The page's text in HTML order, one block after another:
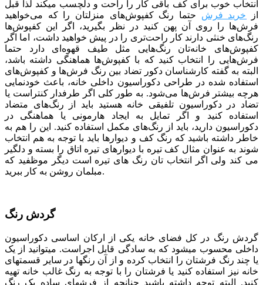
انتخاب خوب برای کف باقی کار را راحت و دلچسب می­کند لذا قبل
از خرید فرش حتما رنگ کفپوش‌های منزلتان را که می‌خواهید
فرش‌ها را روی آن پهن کنید در نظر بگیرید، اگر این کفپوش‌ها
رنگ‌های خنثی دارند کار راحت‌تری را در پیش خواهید داشت، اما اگر
کفپوش‌های خانه‌تان رنگ‌هایی مثل طیف قهوه‌ای دارد حتما
فرش‌هایی را انتخاب کنید که با کفپوش‌ها هماهنگی داشته باشد،
البته به گفته کارشناسان دکور تضاد بین رنگ فرش‌ها و کفپوش‌های
استفاده شده در طراحی دکوراسیون داخلی خانه، باعث خودنمایی
هرچه بیشتر فرش‌ها می‌شود. به طور کلی اگر طرفدار کنتراست یا
تضاد در دکوراسیون تلفیقی خانه هستید باید از رنگ‌های متضاد
استفاده کنید و اگر تمایل به ایجاد هارمونی یا هماهنگی در
دکوراسیون دارید، باید از رنگ‌های مکمل استفاده کنید. این را هم به
خاطر داشته باشید که رنگ کف و دیوارها باید با توجه به هم انتخاب
شوند به عنوان مثال کف تیره با دیوارهای تیره اتاق را بسته و دلگیر
می کند ولی اگر انتخاب تان رنگ های تیره است دیگر موظفید که
مبلمان روشن به کار ببرید.
گردش رنگ
گردش رنگ در کل فضای خانه یکی از ارکان اساسی دکوراسیون
داخلی محسوب می­شود که به سادگی قابل اجراست. می­توانید از یک
یا چند رنگ فرش­تان را انتخاب کرده و از آن رنگ­ها در سایر قسمت­های
خانه نیز استفاده کنید یا فرشتان را با توجه به رنگ غالب خانه تهیه
کنید. البته توجه داشته باشید چنانچه از فرش­های ساده یک رنگ